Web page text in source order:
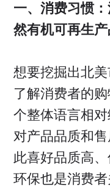
一、消费习惯
然有机可再生产
想要挖掘出北
了解消费者的
个整体语言相
对产品品质和
此喜好品质高
环保也是消费